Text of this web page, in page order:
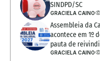
SINDPD/SC
GRACIELA CAINO
Assembleia da
acontece em 1º
pauta de
GRACIELA CAINO